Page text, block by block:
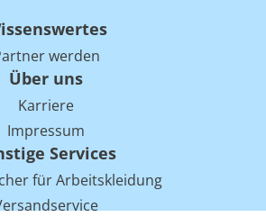
werden
Über uns
Karriere
Impressum
Services
für Arbeitskleidung